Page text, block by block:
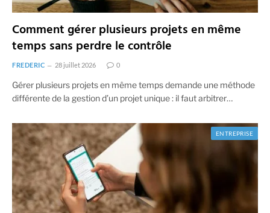
Comment gérer plusieurs projets en même
temps sans perdre le contrôle
FREDERIC 28 juillet 2026 0
Gérer plusieurs projets en même temps demande une méthode
différente de la gestion d’un projet unique : il faut arbitrer…
ENTREPRISE